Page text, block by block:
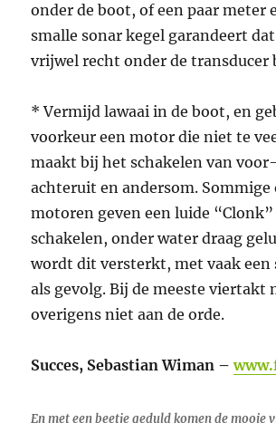
onder de boot, of een paar meter
smalle sonar kegel garandeert
vrijwel recht onder de transducer
* Vermijd lawaai in de boot, en
voorkeur een motor die niet te
maakt bij het schakelen van
achteruit en andersom. Sommige
motoren geven een luide
schakelen, onder water draag
wordt dit versterkt, met vaak een
als gevolg. Bij de meeste viertakt
overigens niet aan de orde.
Succes, Sebastian Wiman –
En met een beetje geduld komen de mooie